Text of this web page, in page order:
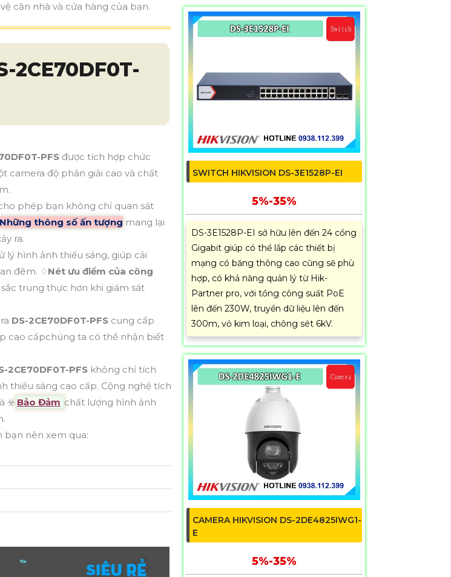
căn nhà và cửa hàng của bạn.
2CE70DF0T-
PFS được tích hợp chức
camera độ phân giải cao và chất
phép bạn không chỉ quan sát
Những thông số ấn tượng mang lại
ra.
hình ảnh thiếu sáng, giúp cải
đêm. ♢Nét ưu điểm của công
trung thực hơn khi giám sát
DS-2CE70DF0T-PFS cung cấp
cao cấpchúng ta có thể nhận biết
2CE70DF0T-PFS không chỉ tích
thiếu sáng cao cấp. Cộng nghệ tích
☣️ Bảo Đảm chất lượng hình ảnh
bạn nên xem qua:
SWITCH HIKVISION DS-3E1528P-EI
5%-35%
DS-3E1528P-EI sở hữu lên đến 24 cổng
Gigabit giúp có thể lắp các thiết bị
mạng có băng thông cao cũng sẽ phù
hợp, có khả năng quản lý từ Hik-
Partner pro, với tổng công suất PoE
lên đến 230W, truyền dữ liệu lên đến
300m, vỏ kim loại, chông sét 6kV.
CAMERA HIKVISION DS-2DE4825IWG1-
E
5%-35%